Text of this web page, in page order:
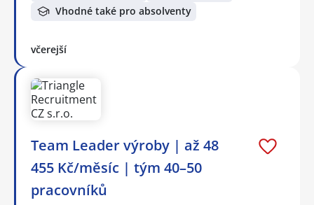
Vhodné také pro absolventy
včerejší
Team Leader výroby | až 48
455 Kč/měsíc | tým 40–50
pracovníků